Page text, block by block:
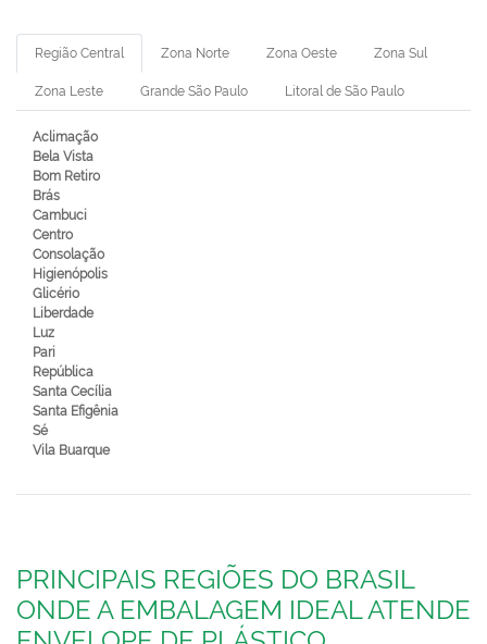
Região Central Zona Norte Zona Oeste Zona Sul
Zona Leste Grande São Paulo Litoral de São Paulo
Aclimação
Bela Vista
Bom Retiro
Brás
Cambuci
Centro
Consolação
Higienópolis
Glicério
Liberdade
Luz
Pari
República
Santa Cecília
Santa Efigênia
Sé
Vila Buarque
PRINCIPAIS REGIÕES DO BRASIL
ONDE A EMBALAGEM IDEAL ATENDE